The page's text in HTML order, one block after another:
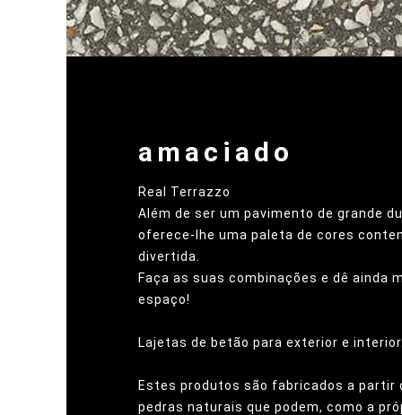
amaciado
Real Terrazzo
Além de ser um pavimento de grande
oferece-lhe uma paleta de cores
divertida.
Faça as suas combinações e dê ainda
espaço!
Lajetas de betão para exterior e interior.
Estes produtos são fabricados a partir
pedras naturais que podem, como a